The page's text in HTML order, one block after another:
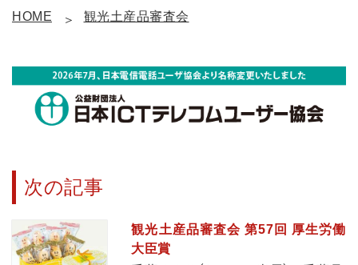
HOME 観光土産品審査会
次の記事
観光土産品審査会 第57回 厚生労働
大臣賞